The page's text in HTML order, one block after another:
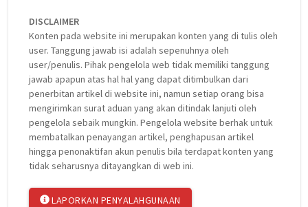
DISCLAIMER
Konten pada website ini merupakan konten yang di tulis oleh
user. Tanggung jawab isi adalah sepenuhnya oleh
user/penulis. Pihak pengelola web tidak memiliki tanggung
jawab apapun atas hal hal yang dapat ditimbulkan dari
penerbitan artikel di website ini, namun setiap orang bisa
mengirimkan surat aduan yang akan ditindak lanjuti oleh
pengelola sebaik mungkin. Pengelola website berhak untuk
membatalkan penayangan artikel, penghapusan artikel
hingga penonaktifan akun penulis bila terdapat konten yang
tidak seharusnya ditayangkan di web ini.
LAPORKAN PENYALAHGUNAAN